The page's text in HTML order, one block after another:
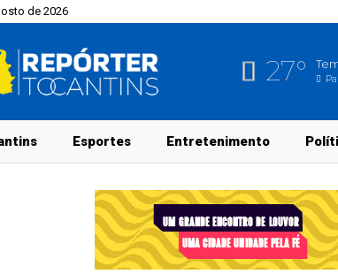
de 2026
27°
Esportes Entretenimento